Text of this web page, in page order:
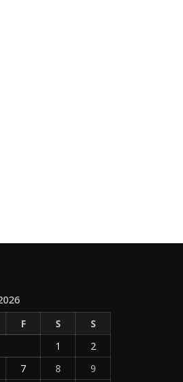
F S
S
1
2
7 8
9